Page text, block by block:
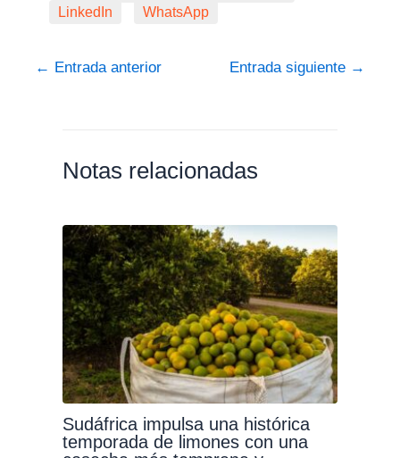
LinkedIn
WhatsApp
← Entrada anterior Entrada siguiente →
Notas relacionadas
Sudáfrica impulsa una histórica
temporada de limones con una